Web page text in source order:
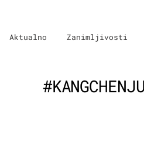
Aktualno Zanimljivosti